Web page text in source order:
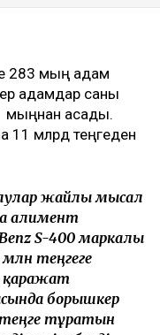
283 мың адам
адамдар саны
мыңнан асады.
11 млрд теңгеден
алулар жайлы мысал
алимент
S-400 маркалы
млн теңгеге
қаражат
борышкер
теңге тұратын